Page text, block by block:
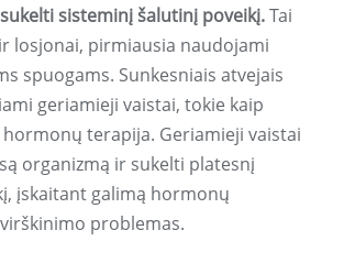
sisteminį šalutinį poveikį.Tai
losjonai, pirmiausia naudojami
spuogams. Sunkesniais atvejais
geriamieji vaistai, tokie kaip
terapija. Geriamieji vaistai
organizmą ir sukelti platesnį
įskaitant galimą hormonų
problemas.